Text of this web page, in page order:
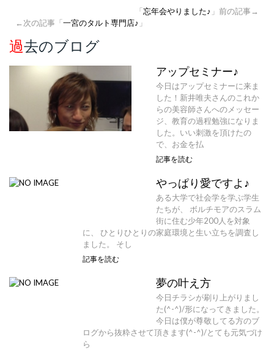
「忘年会やりました♪ 」前の記事→
←次の記事「一宮のタルト専門店♪ 」
過去のブログ
アップセミナー♪
今日はアップセミナーに来ま
した！新井唯夫さんのこれか
らの美容師さんへのメッセー
ジ、教育の過程勉強になりま
した。いい刺激を頂けたの
で、お金を払
記事を読む
やっぱり愛ですよ♪
ある大学で社会学を学ぶ学生
たちが、 ボルチモアのスラム
街に住む少年200人を対象
に、 ひとりひとりの家庭環境と生い立ちを調査し
ました。 そし
記事を読む
夢の叶え方
今日チラシが刷り上がりまし
た(^-^)/形になってきました。
今日は僕が尊敬してる方のブ
ログから抜粋させて頂きます(^-^)/とても元気づけ
ら